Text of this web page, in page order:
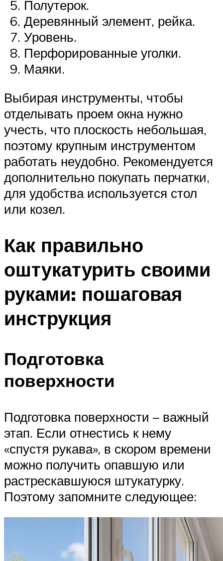
Полутерок.
Деревянный элемент, рейка.
Уровень.
Перфорированные уголки.
Маяки.
Выбирая инструменты, чтобы
отделывать проем окна нужно
учесть, что плоскость небольшая,
поэтому крупным инструментом
работать неудобно. Рекомендуется
дополнительно покупать перчатки,
для удобства используется стол
или козел.
Как правильно
оштукатурить своими
руками: пошаговая
инструкция
Подготовка
поверхности
Подготовка поверхности – важный
этап. Если отнестись к нему
«спустя рукава», в скором времени
можно получить опавшую или
растрескавшуюся штукатурку.
Поэтому запомните следующее: